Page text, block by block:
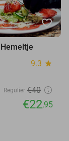
favorite_border
9.3 star
Regulier €40
€22,95